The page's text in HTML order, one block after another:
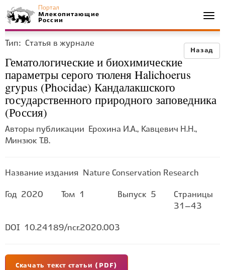
Портал
Млекопитающие
России
Назад
Тип: Статья в журнале
Гематологические и биохимические
параметры серого тюленя Halichoerus
grypus (Phocidae) Кандалакшского
государственного природного заповедника
(Россия)
Авторы публикации
Ерохина И.А., Кавцевич Н.Н.,
Минзюк Т.В.
Название издания Nature Conservation Research
Год 2020 Том 1 Выпуск 5
Страницы
31–43
DOI 10.24189/ncr.2020.003
Скачать текст статьи (PDF)